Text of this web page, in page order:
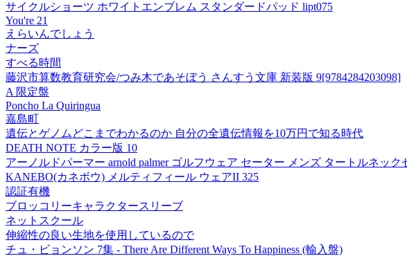
サイクルショーツ ホワイトエンブレム スタンダードパッド lipt075
You're 21
えらいんでしょう
ナーズ
すべる時間
藤沢市算数教育研究会/つみ木であそぼう さんすう文庫 新装版 9[9784284203098]
A 限定盤
Poncho La Quiringua
嘉島町
遺伝とゲノムどこまでわかるのか 自分の全遺伝情報を10万円で知る時代
DEATH NOTE カラー版 10
アーノルドパーマー arnold palmer ゴルフウェア セーター メンズ タートルネック
KANEBO(カネボウ) メルティフィール ウェアII 325
認証有機
ブロッコリーキャラクタースリーブ
ネットスクール
伸縮性の良い生地を使用しているので
チュ・ビョンソン 7集 - There Are Different Ways To Happiness (輸入盤)